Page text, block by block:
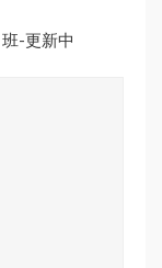
-更新中